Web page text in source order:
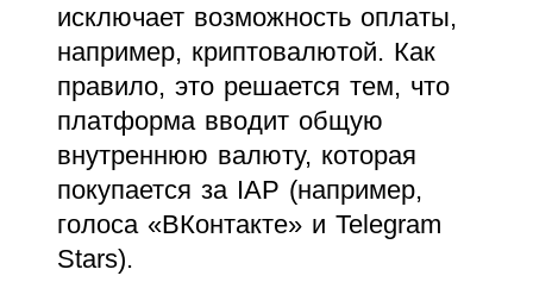
исключает возможность оплаты,
например, криптовалютой. Как
правило, это решается тем, что
платформа вводит общую
внутреннюю валюту, которая
покупается за IAP (например,
голоса «ВКонтакте» и Telegram
Stars).